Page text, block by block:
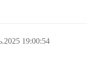
19:00:54